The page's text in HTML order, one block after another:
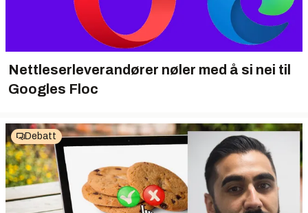
Nettleserleverandører nøler med å si nei til
Googles Floc
Debatt